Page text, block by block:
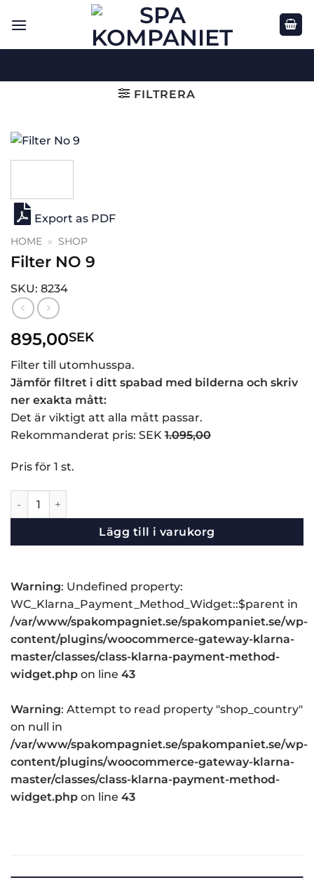
FILTRERA
Export as PDF
HOME » SHOP
Filter NO 9
SKU: 8234
895,00SEK
Filter till utomhusspa.
Jämför filtret i ditt spabad med bilderna och skriv
ner exakta mått:
Det är viktigt att alla mått passar.
Rekommanderat pris: SEK 1.095,00
Pris för 1 st.
Filter NO 9 mängd
Lägg till i varukorg
Warning: Undefined property:
WC_Klarna_Payment_Method_Widget::$parent in
/var/www/spakompagniet.se/spakompaniet.se/wp-
content/plugins/woocommerce-gateway-klarna-
master/classes/class-klarna-payment-method-
widget.php on line 43
Warning: Attempt to read property "shop_country"
on null in
/var/www/spakompagniet.se/spakompaniet.se/wp-
content/plugins/woocommerce-gateway-klarna-
master/classes/class-klarna-payment-method-
widget.php on line 43